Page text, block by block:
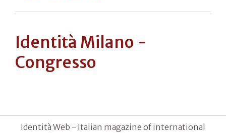
Identità Milano -
Congresso
Identità Web - Italian magazine of international